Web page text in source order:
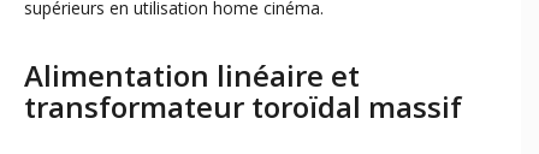
supérieurs en utilisation home cinéma.
Alimentation linéaire et
transformateur toroïdal massif